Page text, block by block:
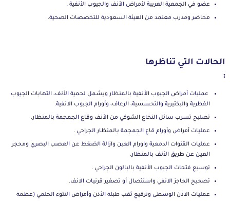
عضو في الجمعية العربية لأمراض الأنف والجيوب الأنفية .
محاضر ومدرب معتمد من الهيئة السعودية للتخصصات الصحية.
الحالات التي تناظرها
:
عمليات أمراض الجيوب الأنفية بالمنظار ويشمل لحمية الأنف، التهابات الجيوب
الفطرية والبكتيرية والتحسسية، الرعاف، وأورام الجيوب الانفية.
تصليح تسرب سائل النخاع الشوكي من الأنف وقاع الجمجمة بالمنظار.
عمليات أمراض وأورام قاع الجمجمة بالمنظار الجراحي .
عمليات القنوات الدمعية واورام العين وازالة الضغط عن العصب البصري ومحجر
العين عن طريق الأنف بالمنظار.
توسيع فتحات الجيوب الأنفية بالبالون الجراحي .
تصحيح الحاجز الانفي واستئصال أو تصغير قرنيات الانف.
عمليات الاذن الوسطى وترقيع ثقب طبلة الأذن وأمراض النتوء الحلمي (عظمة